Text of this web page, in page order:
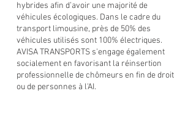
hybrides afin d’avoir une majorité de
véhicules écologiques. Dans le cadre du
transport limousine, près de 50% des
véhicules utilisés sont 100% électriques.
AVISA TRANSPORTS s'engage également
socialement en favorisant la réinsertion
professionnelle de chômeurs en fin de droit
ou de personnes à l'AI.